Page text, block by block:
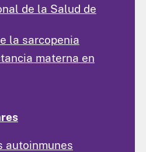
de la Salud de
la sarcopenia
materna en
autoinmunes